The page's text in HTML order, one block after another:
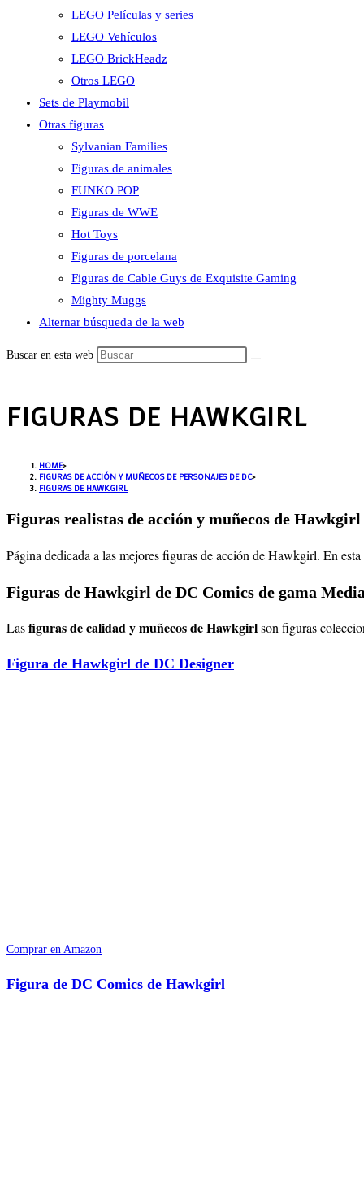
LEGO Películas y series
LEGO Vehículos
LEGO BrickHeadz
Otros LEGO
Sets de Playmobil
Otras figuras
Sylvanian Families
Figuras de animales
FUNKO POP
Figuras de WWE
Hot Toys
Figuras de porcelana
Figuras de Cable Guys de Exquisite Gaming
Mighty Muggs
Alternar búsqueda de la web
Buscar en esta web
FIGURAS DE HAWKGIRL
HOME>
FIGURAS DE ACCIÓN Y MUÑECOS DE PERSONAJES DE DC>
FIGURAS DE HAWKGIRL
Figuras realistas de acción y muñecos de
Página dedicada a las mejores figuras de acción de Hawkgirl. En
Figuras de Hawkgirl de DC Comics de gama
Lasfiguras de calidad y muñecos de Hawkgirlson figuras
Figura de Hawkgirl de DC Designer
Comprar en Amazon
Figura de DC Comics de Hawkgirl